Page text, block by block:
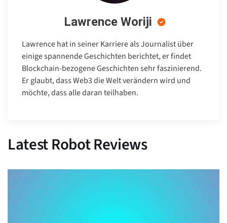
Lawrence Woriji
Lawrence hat in seiner Karriere als Journalist über
einige spannende Geschichten berichtet, er findet
Blockchain-bezogene Geschichten sehr faszinierend.
Er glaubt, dass Web3 die Welt verändern wird und
möchte, dass alle daran teilhaben.
Latest Robot Reviews